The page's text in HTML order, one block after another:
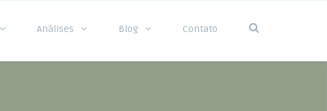
Análises Blog Contato